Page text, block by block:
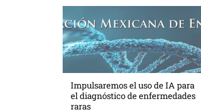
Impulsaremos el uso de IA para
el diagnóstico de enfermedades
raras